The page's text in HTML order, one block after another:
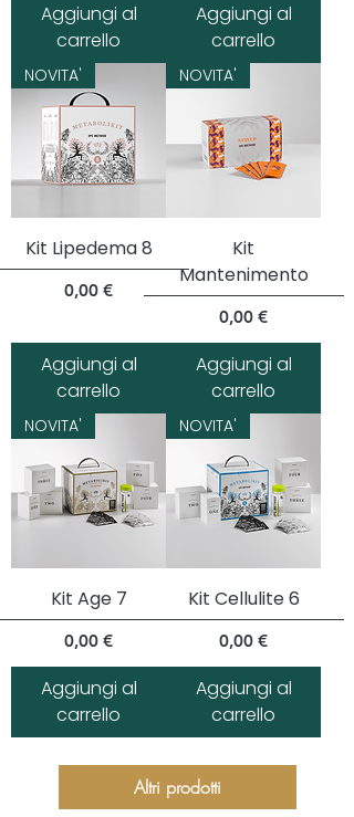
Aggiungi al
carrello
Aggiungi al
carrello
NOVITA'
Kit Lipedema 8
Prezzo
0,00 €
Aggiungi al
carrello
NOVITA'
Kit
Mantenimento
Prezzo
0,00 €
Aggiungi al
carrello
NOVITA'
Kit Age 7
Prezzo
0,00 €
Aggiungi al
carrello
NOVITA'
Kit Cellulite 6
Prezzo
0,00 €
Aggiungi al
carrello
Altri prodotti